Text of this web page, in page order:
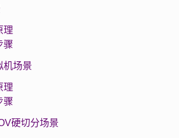
理
骤
机场景
理
骤
硬切分场景